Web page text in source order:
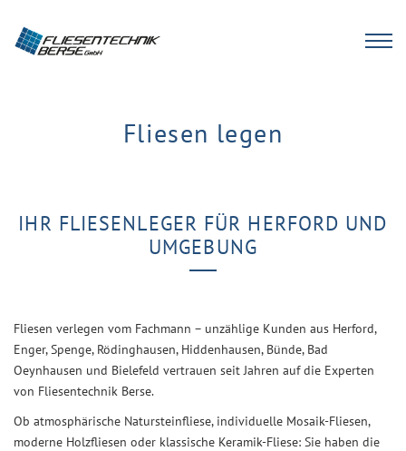
Fliesen legen
IHR FLIESENLEGER FÜR HERFORD UND
UMGEBUNG
Fliesen verlegen vom Fachmann – unzählige Kunden aus Herford,
Enger, Spenge, Rödinghausen, Hiddenhausen, Bünde, Bad
Oeynhausen und Bielefeld vertrauen seit Jahren auf die Experten
von Fliesentechnik Berse.
Ob atmosphärische Natursteinfliese, individuelle Mosaik-Fliesen,
moderne Holzfliesen oder klassische Keramik-Fliese: Sie haben die